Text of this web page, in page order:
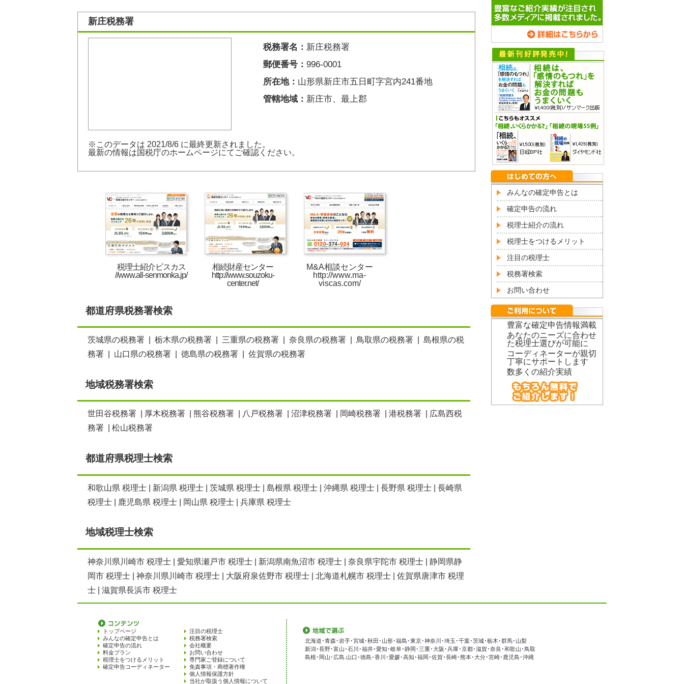
新庄税務署
税務署名： 新庄税務署
郵便番号： 996-0001
所在地： 山形県新庄市五日町字宮内241番地
管轄地域： 新庄市、最上郡
※このデータは 2021/8/6 に最終更新されました。
最新の情報は国税庁のホームページにてご確認ください。
税理士紹介ビスカス
//www.all-senmonka.jp/
相続財産センター
http://www.souzoku-
center.net/
M&A相談センター
http://www.ma-
viscas.com/
都道府県税務署検索
茨城県の税務署 栃木県の税務署 三重県の税務署 奈良県の税務署 鳥取県の税務署
島根県の税
務署
山口県の税務署 徳島県の税務署 佐賀県の税務署
地域税務署検索
世田谷税務署 厚木税務署 熊谷税務署 八戸税務署 沼津税務署 岡崎税務署 港税務署
広島西税
務署
松山税務署
都道府県税理士検索
和歌山県 税理士 新潟県 税理士 茨城県 税理士 島根県 税理士 沖縄県 税理士 長野県 税理士
長崎県
税理士
鹿児島県 税理士 岡山県 税理士 兵庫県 税理士
地域税理士検索
神奈川県川崎市 税理士 愛知県瀬戸市 税理士 新潟県南魚沼市 税理士 奈良県宇陀市 税理士
静岡県静
岡市 税理士
神奈川県川崎市 税理士 大阪府泉佐野市 税理士 北海道札幌市 税理士
佐賀県唐津市 税理
士
滋賀県長浜市 税理士
みんなの確定申告とは
確定申告の流れ
税理士紹介の流れ
税理士をつけるメリット
注目の税理士
税務署検索
お問い合わせ
豊富な確定申告情報満載
あなたのニーズに合わせ
た税理士選びが可能に
コーディネーターが親切
丁寧にサポートします
数多くの紹介実績
トップページ
みんなの確定申告とは
確定申告の流れ
料金プラン
税理士をつけるメリット
確定申告コーディネーター
注目の税理士
税務署検索
会社概要
お問い合わせ
専門家ご登録について
免責事項・商標著作権
個人情報保護方針
当社が取扱う個人情報について
北海道 ･青森･岩手･宮城･秋田 ･ 山形･福島 ･東京･神奈川 ･埼玉 ･千葉･茨城･栃木 ･群馬･ 山梨
新潟･長野･富山 ･石川 ･福井･愛知 ･岐阜･静岡 ･ 三重･大阪 ･兵庫･京都･滋賀･奈良 ･和歌山 ･ 鳥取
島根 ･ 岡山 ･ 広島 山口 ･徳島 ･香川 ･愛媛･高知 ･福岡 ･佐賀･長崎･熊本･大分･宮崎･ 鹿児島 ･沖縄